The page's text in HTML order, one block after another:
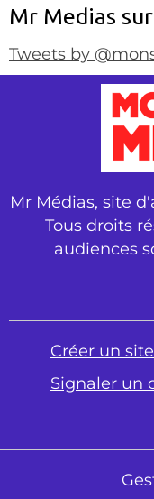
Mr Medias
Tweets by
Mr Médias, site
Tous droits
audiences
Créer un
Signaler un